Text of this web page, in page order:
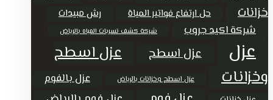
خزانات
حل ارتفاع فواتير المياة رش مبيدات
شركة اكيد جروب شركة كشف تسربات المياه بالرياض
عزل عزل اسطح
عزل اسطح
وخزانات
عزل اسطح وخزانات بالرياض عزل بالفوم